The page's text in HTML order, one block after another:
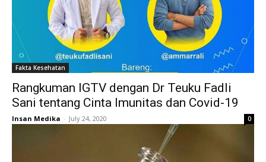
Fakta Kesehatan
Rangkuman IGTV dengan Dr Teuku Fadli
Sani tentang Cinta Imunitas dan Covid-19
Insan Medika - July 24, 2020 0